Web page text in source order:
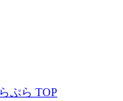
ぷら TOP